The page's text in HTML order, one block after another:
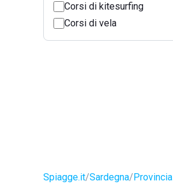
Corsi di kitesurfing
Corsi di vela
Spiagge.it Sardegna